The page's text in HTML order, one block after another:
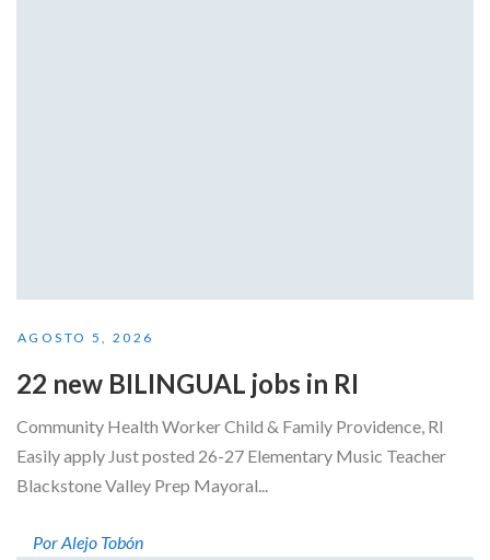
AGOSTO 5, 2026
22 new BILINGUAL jobs in RI
Community Health Worker Child & Family Providence, RI
Easily apply Just posted 26-27 Elementary Music Teacher
Blackstone Valley Prep Mayoral...
Por Alejo Tobón